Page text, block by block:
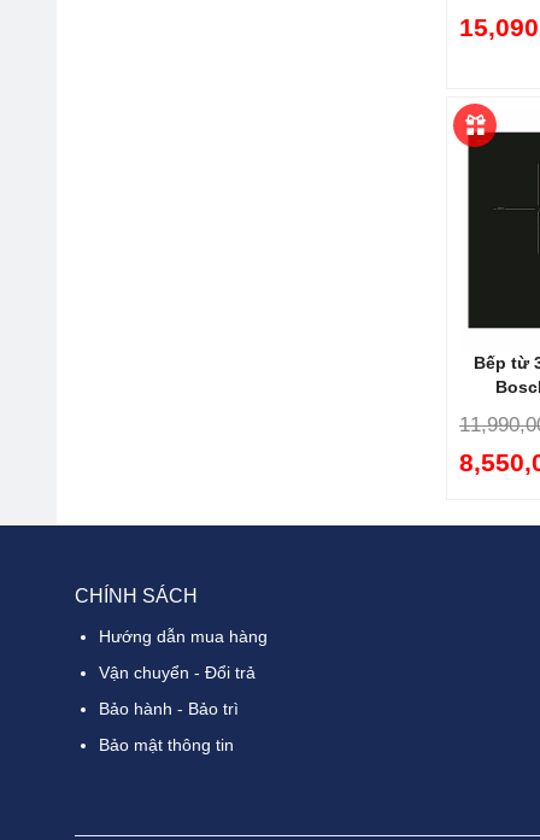
Bếp từ
CHÍNH SÁCH
Hướng dẫn mua hàng
Vận chuyển - Đổi trả
Bảo hành - Bảo trì
Bảo mật thông tin